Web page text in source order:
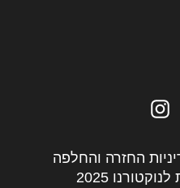
החזרה והחלפה
2025
Instagram